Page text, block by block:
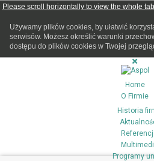
Home
O Firmie
Historia
Programy
Używamy plików cookies, by ułatwić
serwisów. Możesz określić warunki
dostępu do plików cookies w Twojej